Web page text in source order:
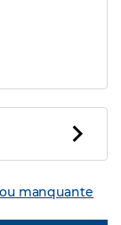
manquante